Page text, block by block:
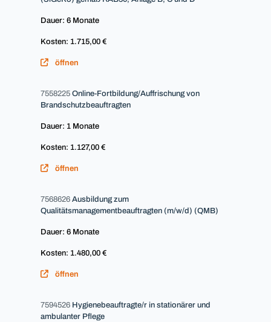
Dauer: 6 Monate
Kosten: 1.715,00 €
öffnen
7558225 Online-Fortbildung/Auffrischung von
Brandschutzbeauftragten
Dauer: 1 Monate
Kosten: 1.127,00 €
öffnen
7568626 Ausbildung zum
Qualitätsmanagementbeauftragten (m/w/d) (QMB)
Dauer: 6 Monate
Kosten: 1.480,00 €
öffnen
7594526 Hygienebeauftragte/r in stationärer und
ambulanter Pflege